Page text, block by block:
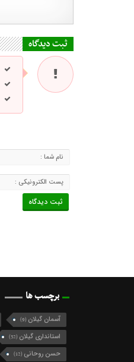
ثبت دیدگاه
برچسب ها
آسمان گیلان (9)
استانداری گیلان (32)
حسن روحانی (12)